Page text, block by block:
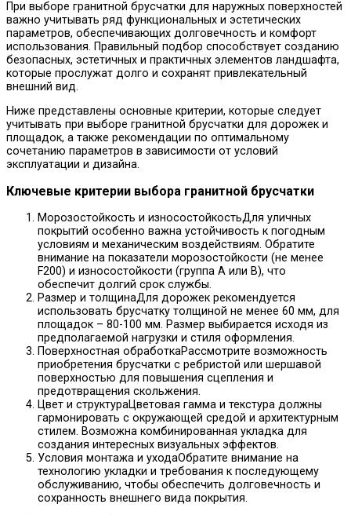
При выборе гранитной брусчатки для наружных поверхностей
важно учитывать ряд функциональных и эстетических
параметров, обеспечивающих долговечность и комфорт
использования. Правильный подбор способствует созданию
безопасных, эстетичных и практичных элементов ландшафта,
которые прослужат долго и сохранят привлекательный
внешний вид.
Ниже представлены основные критерии, которые следует
учитывать при выборе гранитной брусчатки для дорожек и
площадок, а также рекомендации по оптимальному
сочетанию параметров в зависимости от условий
эксплуатации и дизайна.
Ключевые критерии выбора гранитной брусчатки
Морозостойкость и износостойкостьДля уличных
покрытий особенно важна устойчивость к погодным
условиям и механическим воздействиям. Обратите
внимание на показатели морозостойкости (не менее
F200) и износостойкости (группа А или В), что
обеспечит долгий срок службы.
Размер и толщинаДля дорожек рекомендуется
использовать брусчатку толщиной не менее 60 мм, для
площадок – 80-100 мм. Размер выбирается исходя из
предполагаемой нагрузки и стиля оформления.
Поверхностная обработкаРассмотрите возможность
приобретения брусчатки с ребристой или шершавой
поверхностью для повышения сцепления и
предотвращения скольжения.
Цвет и структураЦветовая гамма и текстура должны
гармонировать с окружающей средой и архитектурным
стилем. Возможна комбинированная укладка для
создания интересных визуальных эффектов.
Условия монтажа и уходаОбратите внимание на
технологию укладки и требования к последующему
обслуживанию, чтобы обеспечить долговечность и
сохранность внешнего вида покрытия.